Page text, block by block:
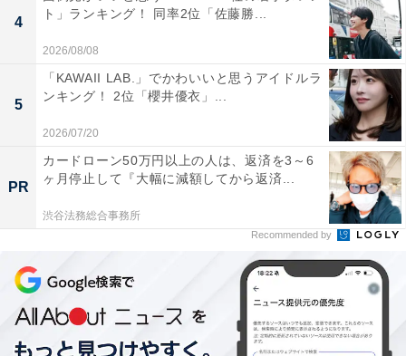
姿に憧れを覚えるから（10代男性／神奈川県）」「色々
問題もある人だったとは思うけど、もっと長生きしたら
日本がもっと違っていたかも…と思わせてくれる人だか
ら（40代女性／愛媛県）」などの声が集まりました。
さらに、「絶対的な存在感と先を見る能力が優れている
点が好きです（40代男性／埼玉県）」「信長は武士の時
代を築く先駆者で、いいか悪いかは別として自分なりの
考えがあってその信念を曲げずに行動する姿がとても好
きです（20代女性／東京都）」「カリスマ、残虐かもし
れないけど、実際の顔が見れたとして好みの顔だったら
大好き。濃姫との夫婦関係も好き。何人嫁がいても好き
（50代女性／東京都）」などのコメントが寄せられまし
た。
4
ト」ランキング！ 同率2位「佐藤勝...
2026/08/08
5
「KAWAII LAB.」でかわいいと思うアイドルラ
ンキング！ 2位「櫻井優衣」...
2026/07/20
PR
カードローン50万円以上の人は、返済を3～6
ヶ月停止して『大幅に減額してから返済...
渋谷法務総合事務所
Recommended by